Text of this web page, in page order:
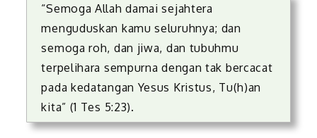
“Semoga Allah damai sejahtera
menguduskan kamu seluruhnya; dan
semoga roh, dan jiwa, dan tubuhmu
terpelihara sempurna dengan tak bercacat
pada kedatangan Yesus Kristus, Tu(h)an
kita” (1 Tes 5:23).